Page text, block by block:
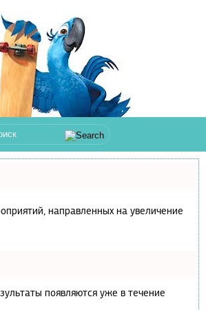
направленных на увеличение
появляются уже в течение